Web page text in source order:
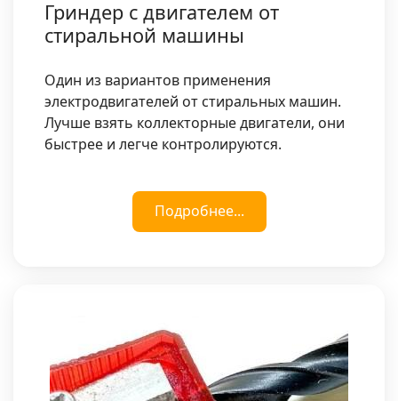
Гриндер с двигателем от
стиральной машины
Один из вариантов применения
электродвигателей от стиральных машин.
Лучше взять коллекторные двигатели, они
быстрее и легче контролируются.
Подробнее...